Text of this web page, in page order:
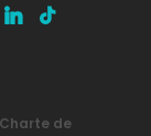
Charte de